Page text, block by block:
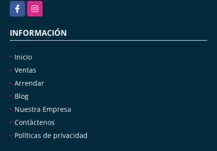
FacebookInstagram
INFORMACIÓN
Inicio
Ventas
Arrendar
Blog
Nuestra Empresa
Contáctenos
Políticas de privacidad